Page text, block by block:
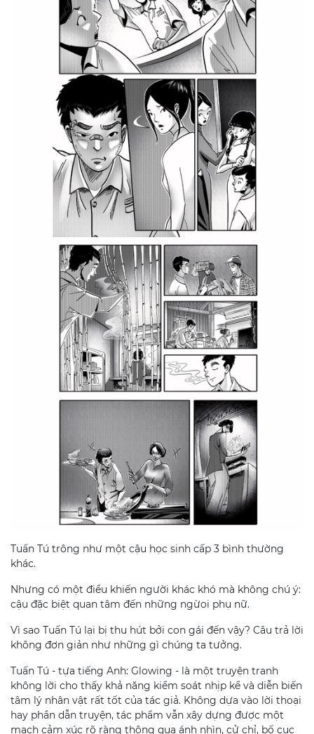
Tuấn Tú trông như một cậu học sinh cấp 3 bình thường
khác.
Nhưng có một điều khiến người khác khó mà không chú ý:
cậu đặc biệt quan tâm đến những ngừoi phụ nữ.
Vì sao Tuấn Tú lại bị thu hút bởi con gái đến vậy? Câu trả lời
không đơn giản như những gì chúng ta tưởng.
Tuấn Tú - tựa tiếng Anh: Glowing - là một truyện tranh
không lời cho thấy khả năng kiểm soát nhịp kể và diễn biến
tâm lý nhân vật rất tốt của tác giả. Không dựa vào lời thoại
hay phần dẫn truyện, tác phẩm vẫn xây dựng được một
mạch cảm xúc rõ ràng thông qua ánh nhìn, cử chỉ, bố cục